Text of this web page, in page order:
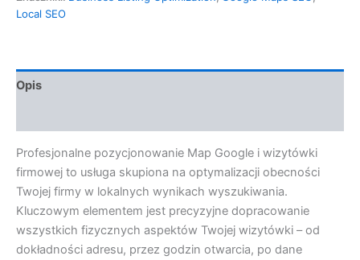
Local SEO
Opis
Profesjonalne pozycjonowanie Map Google i wizytówki
firmowej to usługa skupiona na optymalizacji obecności
Twojej firmy w lokalnych wynikach wyszukiwania.
Kluczowym elementem jest precyzyjne dopracowanie
wszystkich fizycznych aspektów Twojej wizytówki – od
dokładności adresu, przez godzin otwarcia, po dane